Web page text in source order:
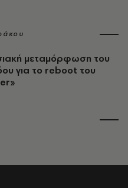
μεταμόρφωση του
για το reboot του